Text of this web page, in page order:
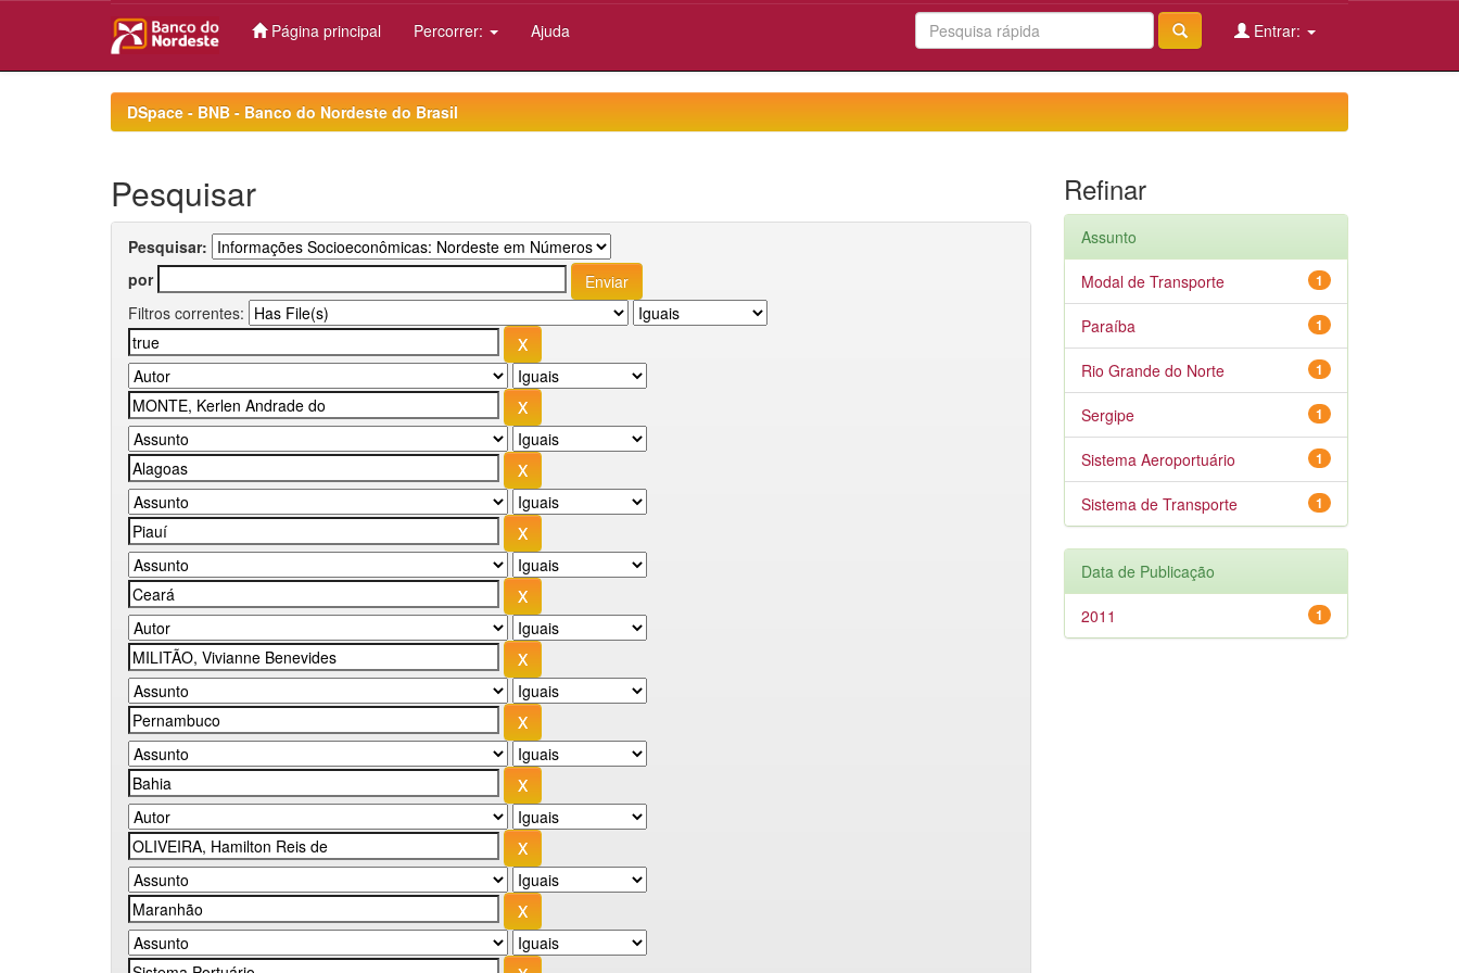
Página principal Percorrer: Ajuda Entrar:
DSpace - BNB - Banco do Nordeste do Brasil
Pesquisar
Pesquisar:
por
Filtros correntes:
Refinar
Assunto
1
Modal de Transporte
1
Paraíba
1
Rio Grande do Norte
1
Sergipe
1
Sistema Aeroportuário
1
Sistema de Transporte
Data de Publicação
1
2011